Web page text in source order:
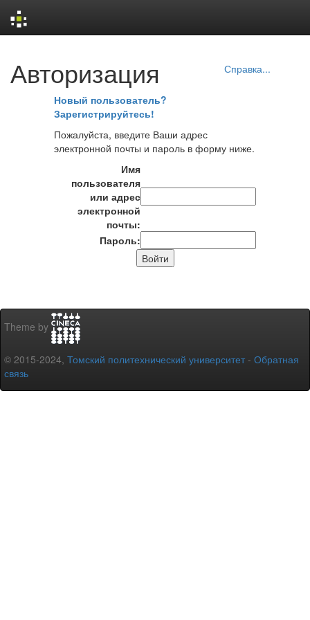
navigation
Авторизация Справка...
Новый пользователь?
Зарегистрируйтесь!
Пожалуйста, введите Ваши адрес
электронной почты и пароль в форму ниже.
Имя
пользователя
или адрес
электронной
почты:
Пароль:
Theme by
© 2015-2024, Томский политехнический университет - Обратная
связь